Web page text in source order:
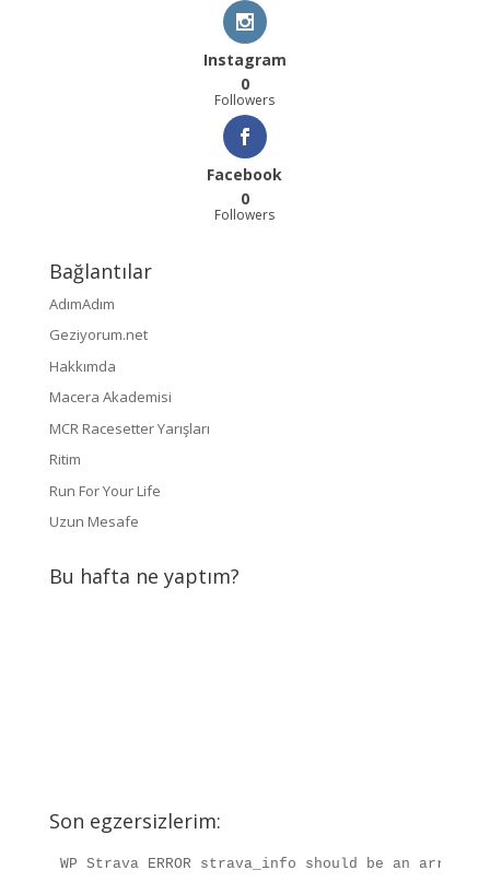
Instagram
0
Followers
Facebook
0
Followers
Bağlantılar
AdımAdım
Geziyorum.net
Hakkımda
Macera Akademisi
MCR Racesetter Yarışları
Ritim
Run For Your Life
Uzun Mesafe
Bu hafta ne yaptım?
Son egzersizlerim:
WP Strava ERROR strava_info should be an